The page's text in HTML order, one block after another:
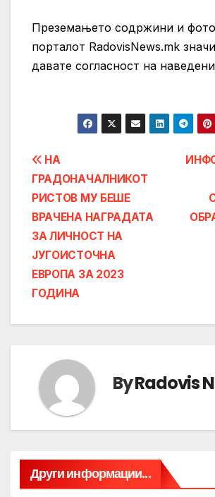
Преземањето содржини и
порталот RadovisNews.mk
давате согласност на
Post
navigation
НА
ГРАДОНАЧАЛНИКОТ
РИСТОВ МУ БЕШЕ
ВРАЧЕНА НАГРАДАТА
ЗА ЛИЧНОСТ НА
ЈУГОИСТОЧНА
ЕВРОПА ЗА 2023
ГОДИНА
ByRadovis
Други информации...